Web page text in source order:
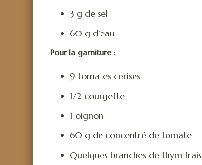
3 g de sel
60 g d’eau
Pour la garniture :
9 tomates cerises
1/2 courgette
1 oignon
60 g de concentré de tomate
Quelques branches de thym frais